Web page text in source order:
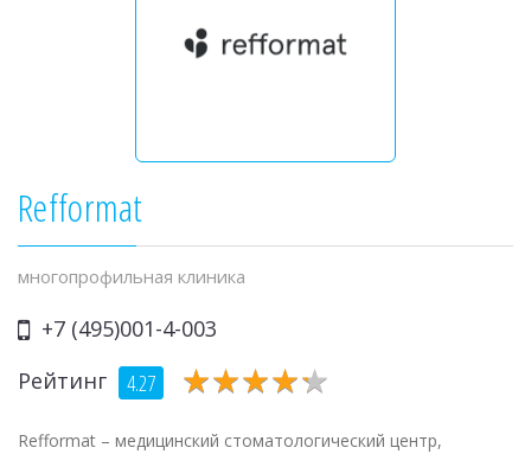
Refformat
многопрофильная клиника
+7 (495)001-4-003
Рейтинг
4.27 ★★★★★
★★★★★
Refformat – медицинский стоматологический центр,